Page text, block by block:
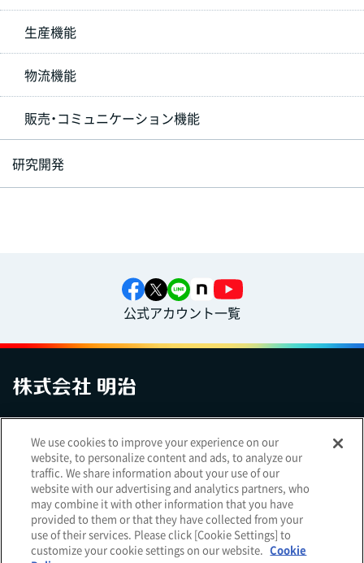
生産機能
物流機能
販売・コミュニケーション機能
研究開発
公式アカウント一覧
アクセシビリティへの対応方針ご利用規約明治グループのDX
Cookie Settings
明治ホールディングス株式会社 （ EN ｜簡体 ）
Meiji Seika ファルマ株式会社
We use cookies to improve your experience on our
website, to personalize content and ads, to analyze our
traffic. We share information about your use of our
website with our advertising and analytics partners, who
may combine it with other information that you have
provided to them or that they have collected from your
use of their services. Please click [Cookie Settings] to
customize your cookie settings on our website. Cookie